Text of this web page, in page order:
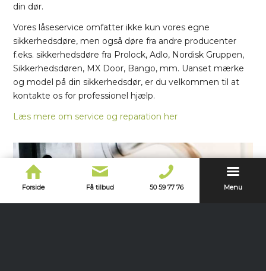
din dør.
Vores låseservice omfatter ikke kun vores egne
sikkerhedsdøre, men også døre fra andre producenter
f.eks. sikkerhedsdøre fra Prolock, Adlo, Nordisk Gruppen,
Sikkerhedsdøren, MX Door, Bango, mm. Uanset mærke
og model på din sikkerhedsdør, er du velkommen til at
kontakte os for professionel hjælp.
Læs mere om service og reparation her
Forside Få tilbud 50 59 77 76 Menu